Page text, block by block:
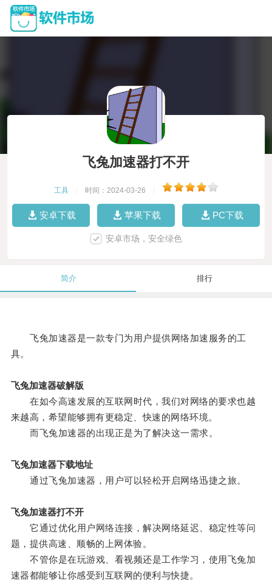
飞兔加速器打不开
工具 时间：2024-03-26
安卓下载 苹果下载 PC下载
安卓市场，安全绿色
简介 排行
飞兔加速器是一款专门为用户提供网络加速服务的工
具。
飞兔加速器破解版
在如今高速发展的互联网时代，我们对网络的要求也越
来越高，希望能够拥有更稳定、快速的网络环境。
而飞兔加速器的出现正是为了解决这一需求。
飞兔加速器下载地址
通过飞兔加速器，用户可以轻松开启网络迅捷之旅。
飞兔加速器打不开
它通过优化用户网络连接，解决网络延迟、稳定性等问
题，提供高速、顺畅的上网体验。
不管你是在玩游戏、看视频还是工作学习，使用飞兔加
速器都能够让你感受到互联网的便利与快捷。